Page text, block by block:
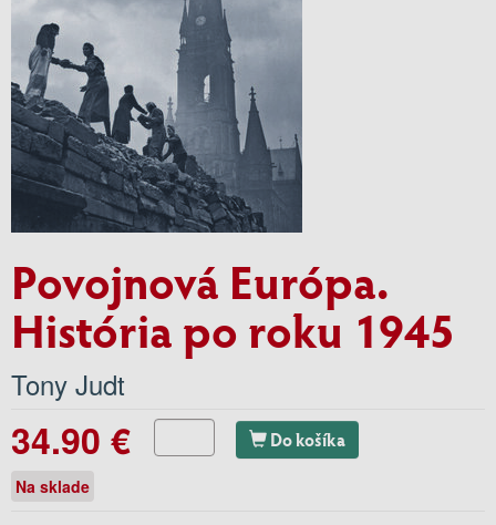
Povojnová Európa.
História po roku 1945
Tony Judt
34.90 € Do košíka
Na sklade